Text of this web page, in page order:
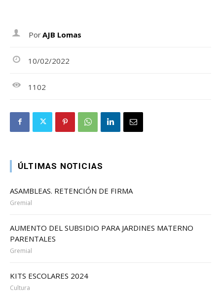
PorAJB Lomas
10/02/2022
1102
ÚLTIMAS NOTICIAS
ASAMBLEAS. RETENCIÓN DE FIRMA
Gremial
AUMENTO DEL SUBSIDIO PARA JARDINES MATERNO
PARENTALES
Gremial
KITS ESCOLARES 2024
Cultura